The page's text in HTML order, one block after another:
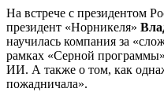
На встрече с президентом
президент «Норникеля»
научилась компания за
рамках «Серной
ИИ. А также о том, как
пожадничала».